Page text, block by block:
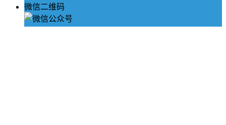
微信二维码